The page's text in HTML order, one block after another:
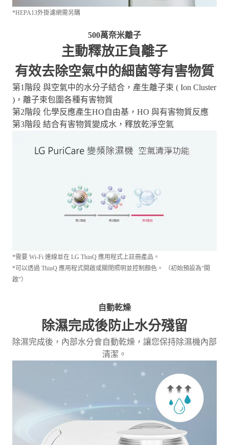
*HEPA13外掛濾網需另購
500萬奈米離子
主動釋放正負離子
有效去除空氣中的細菌等有害物質
第1階段 與空氣中的水分子結合，產生離子束 ( Ion Cluster
)，離子束包圍各種有害物質
第2階段 化學反應產生HO自由基，HO 與有害物質反應
第3階段 結合有害物質變成水，釋放乾淨空氣
*需要 Wi-Fi 連線並在 LG ThinQ 應用程式上註冊產品。
*可以透過 ThinQ 應用程式開啟或關閉照明並控制顏色。 （初始預設為“開
啟”）
自動乾燥
除濕完成後防止水分殘留
除濕完成後，內部水分會自動乾燥，讓您保持除濕機內部
清潔。